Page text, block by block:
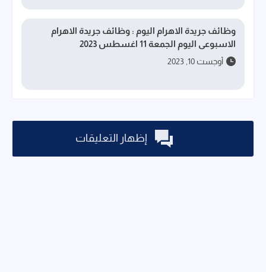
وظائف جريدة الاهرام اليوم : وظائف جريدة الاهرام
الاسبوعى اليوم الجمعة 11 اغسطس 2023
أوجست 10, 2023
إظهار التعليقات